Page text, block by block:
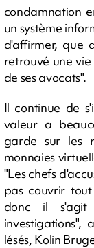
condamnation
un système
d'affirmer, que
retrouvé une
de ses avocats".
Il continue de
valeur a
garde sur les
monnaies
"Les chefs
pas couvrir
donc il
investigations",
lésés, Kolin